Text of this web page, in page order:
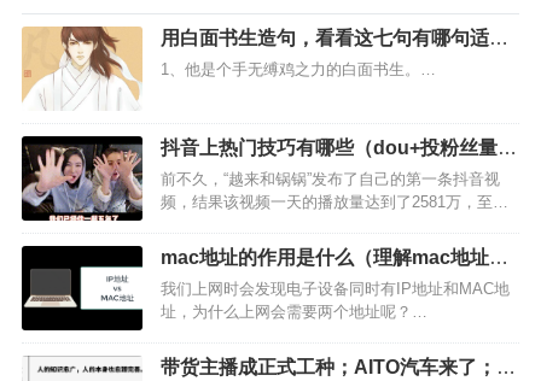
用白面书生造句，看看这七句有哪句适合
你？
1、他是个手无缚鸡之力的白面书生。…
抖音上热门技巧有哪些（dou+投粉丝量还
是点赞量）
前不久，“越来和锅锅”发布了自己的第一条抖音视
频，结果该视频一天的播放量达到了2581万，至今
比努力更重要。 （图片来源：抖音APP） 抖音如何
上热门，一直是小伙伴们想要了解的答案。 如果…
mac地址的作用是什么（理解mac地址的
作用实验报告）
我们上网时会发现电子设备同时有IP地址和MAC地
址，为什么上网会需要两个地址呢？…
带货主播成正式工种；AITO汽车来了；小